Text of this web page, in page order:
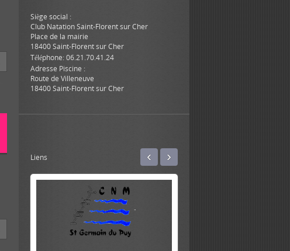
Siège social :
Club Natation Saint-Florent sur Cher
Place de la mairie
18400 Saint-Florent sur Cher
Téléphone: 06.21.70.41.24
Adresse Piscine :
Route de Villeneuve
18400 Saint-Florent sur Cher
Liens ‹ ›